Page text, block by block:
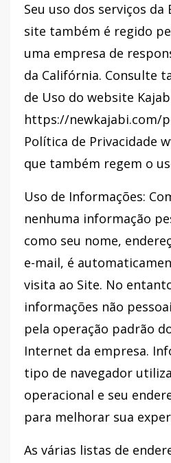
Seu uso dos serviços da
site também é regido
uma empresa de
da Califórnia. Consulte
de Uso do website
https://newkajabi.com/
Política de Privacidade
que também regem o
Uso de Informações:
nenhuma informação
como seu nome,
e-mail, é
visita ao Site. No
informações não
pela operação padrão
Internet da empresa.
tipo de navegador
operacional e seu
para melhorar sua
As várias listas de